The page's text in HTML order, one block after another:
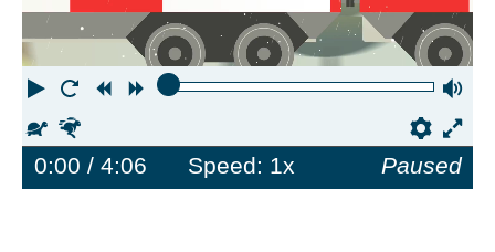
Play RestartRewindForward
Slower
0:00 / 4:06 Speed: 1x Paused